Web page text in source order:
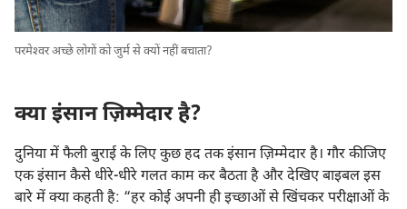
परमेश्‍वर अच्छे लोगों को जुर्म से क्यों नहीं बचाता?
क्या इंसान ज़िम्मेदार है?
दुनिया में फैली बुराई के लिए कुछ हद तक इंसान ज़िम्मेदार है। गौर कीजिए
एक इंसान कैसे धीरे-धीरे गलत काम कर बैठता है और देखिए बाइबल इस
बारे में क्या कहती है: “हर कोई अपनी ही इच्छाओं से खिंचकर परीक्षाओं के